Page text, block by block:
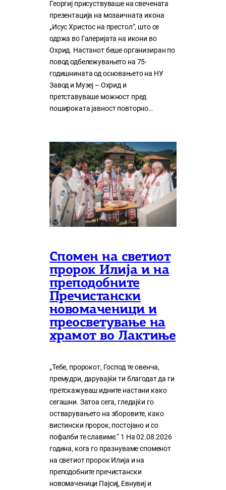
Георгиј присуствуваше на свечената
презентација на мозаичната икона
„Исус Христос на престол“, што се
одржа во Галеријата на икони во
Охрид. Настанот беше организиран по
повод одбележувањето на 75-
годишнината од основањето на НУ
Завод и Музеј – Охрид и
претставуваше можност пред
пошироката јавност повторно…
Спомен на светиот
пророк Илија и на
преподобните
Пречистански
новомаченици и
преосветување на
храмот во Лактиње
„Тебе, пророкот, Господ те овенча,
премудри, дарувајќи ти благодат да ги
претскажуваш идните настани како
сегашни. Затоа сега, гледајќи го
остварувањето на зборовите, како
вистински пророк, постојано и со
пофалби те славиме.“ 1 На 02.08.2026
година, кога го празнуваме споменот
на светиот пророк Илија и на
преподобните пречистански
новомаченици Пајсиј, Евнувиј и